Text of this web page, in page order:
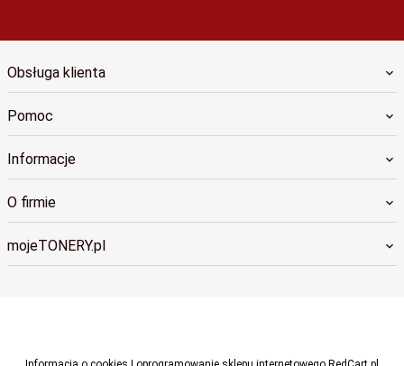
Obsługa klienta
Pomoc
Informacje
O firmie
mojeTONERY.pl